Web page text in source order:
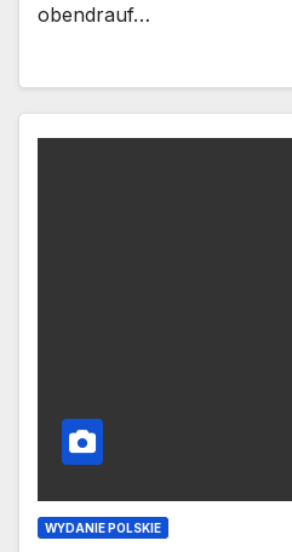
obendrauf…
WYDANIE POLSKIE